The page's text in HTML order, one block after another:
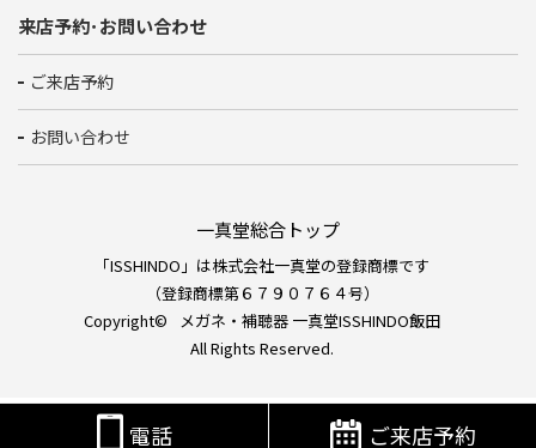
来店予約･お問い合わせ
ご来店予約
お問い合わせ
一真堂総合トップ
「ISSHINDO」は株式会社一真堂の登録商標です
（登録商標第６７９０７６４号）
Copyright©
メガネ・補聴器 一真堂ISSHINDO飯田
All Rights Reserved.
電話 ご来店予約